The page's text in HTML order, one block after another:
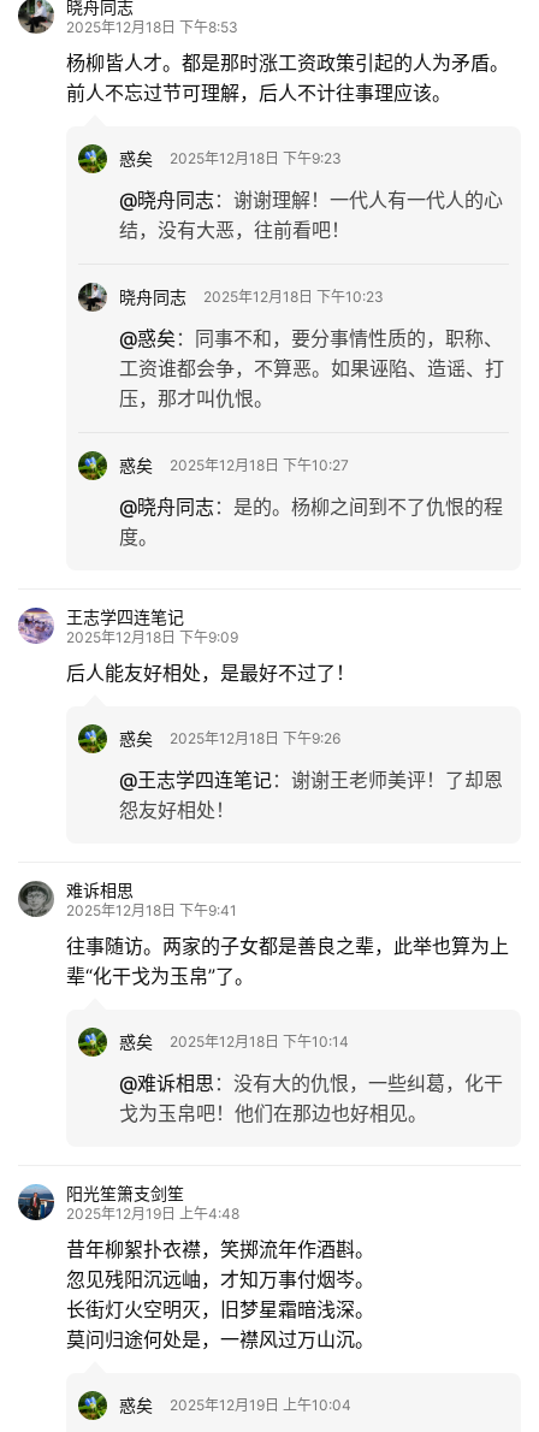
晓舟同志
2025年12月18日 下午8:53
杨柳皆人才。都是那时涨工资政策引起的人为矛盾。
前人不忘过节可理解，后人不计往事理应该。
惑矣 2025年12月18日 下午9:23
@晓舟同志： 谢谢理解！一代人有一代人的心
结，没有大恶，往前看吧！
晓舟同志 2025年12月18日 下午10:23
@惑矣： 同事不和，要分事情性质的，职称、
工资谁都会争，不算恶。如果诬陷、造谣、打
压，那才叫仇恨。
惑矣 2025年12月18日 下午10:27
@晓舟同志： 是的。杨柳之间到不了仇恨的程
度。
王志学四连笔记
2025年12月18日 下午9:09
后人能友好相处，是最好不过了！
惑矣 2025年12月18日 下午9:26
@王志学四连笔记： 谢谢王老师美评！了却恩
怨友好相处！
难诉相思
2025年12月18日 下午9:41
往事随访。两家的子女都是善良之辈，此举也算为上
辈“化干戈为玉帛”了。
惑矣 2025年12月18日 下午10:14
@难诉相思 ： 没有大的仇恨，一些纠葛，化干
戈为玉帛吧！他们在那边也好相见。
阳光笙箫支剑笙
2025年12月19日 上午4:48
昔年柳絮扑衣襟，笑掷流年作酒斟。
忽见残阳沉远岫，才知万事付烟岑。
长街灯火空明灭，旧梦星霜暗浅深。
莫问归途何处是，一襟风过万山沉。
惑矣 2025年12月19日 上午10:04